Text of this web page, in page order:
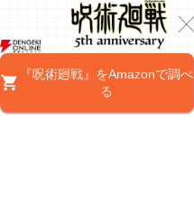
『呪術廻戦』をAmazonで調べ
る